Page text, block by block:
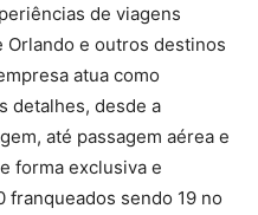
de viagens
Orlando e outros destinos
atua como
detalhes, desde a
até passagem aérea e
forma exclusiva e
franqueados sendo 19 no